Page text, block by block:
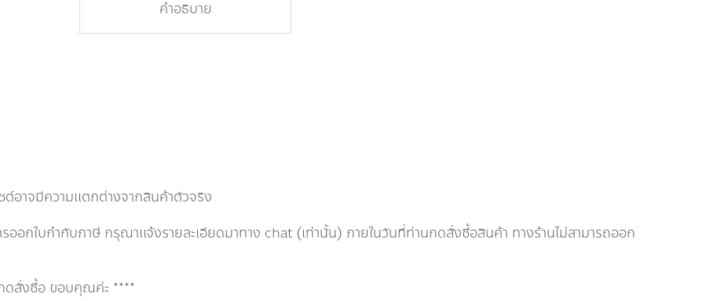
คำอธิบาย
ต์อาจมีความแตกต่างจากสินค้าตัวจริง
อกใบกำกับภาษี กรุณาเเจ้งรายละเอียดมาทาง chat (เท่านั้น) ภายในวันที่ท่านกดสั่งซื้อสินค้า ทางร้านไม่สามารถออก
ดสั่งซื้อ ขอบคุณค่ะ ****